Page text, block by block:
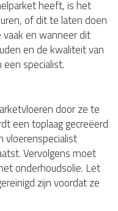
heeft, is het
of dit te laten doen
en wanneer dit
en de kwaliteit van
specialist.
door ze te
een toplaag gecreëerd
vloerenspecialist
Vervolgens moet
onderhoudsolie. Let
zijn voordat ze